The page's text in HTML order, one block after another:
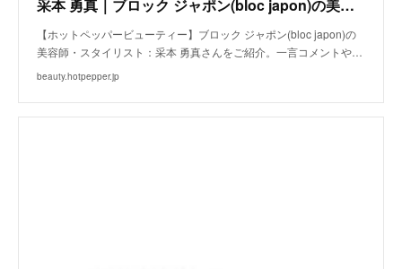
采本 勇真｜ブロック ジャポン(bloc japon)の美容師・スタイリスト｜ホットペッパービューティー
【ホットペッパービューティー】ブロック ジャポン(bloc japon)の
美容師・スタイリスト：采本 勇真さんをご紹介。一言コメントや…
beauty.hotpepper.jp